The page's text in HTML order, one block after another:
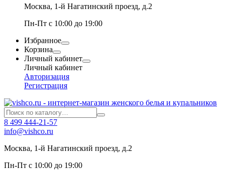
Москва, 1-й Нагатинский проезд, д.2
Пн-Пт с 10:00 до 19:00
Избранное
Корзина
Личный кабинет
Личный кабинет
Авторизация
Регистрация
8 499 444-21-57
info@vishco.ru
Москва, 1-й Нагатинский проезд, д.2
Пн-Пт с 10:00 до 19:00